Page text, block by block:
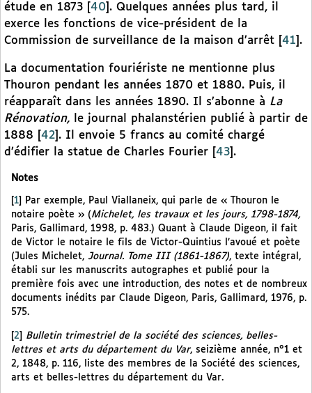
étude en 1873
40 . Quelques années plus tard, il
exerce les fonctions de vice-président de la
Commission de surveillance de la maison d’arrêt
41 .
La documentation fouriériste ne mentionne plus
Thouron pendant les années 1870 et 1880. Puis, il
réapparaît dans les années 1890. Il s’abonne à La
Rénovation,
le journal phalanstérien publié à partir de
1888
42 . Il envoie 5 francs au comité chargé
d’édifier la statue de Charles Fourier
43 .
Notes
1
Par exemple, Paul Viallaneix, qui parle de « Thouron le
notaire poète » (Michelet, les travaux et les jours, 1798-1874,
Paris, Gallimard, 1998, p. 483.) Quant à Claude Digeon, il fait
de Victor le notaire le fils de Victor-Quintius l’avoué et poète
(Jules Michelet, Journal. Tome III (1861-1867), texte intégral,
établi sur les manuscrits autographes et publié pour la
première fois avec une introduction, des notes et de nombreux
documents inédits par Claude Digeon, Paris, Gallimard, 1976, p.
575.
[2] Bulletin trimestriel de la société des sciences, belles-
lettres et arts du département du Var, seizième année, n°1 et
2, 1848, p. 116, liste des membres de la Société des sciences,
arts et belles-lettres du département du Var.